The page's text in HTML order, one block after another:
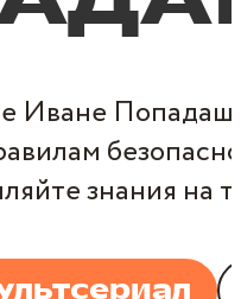
Иване
знания на